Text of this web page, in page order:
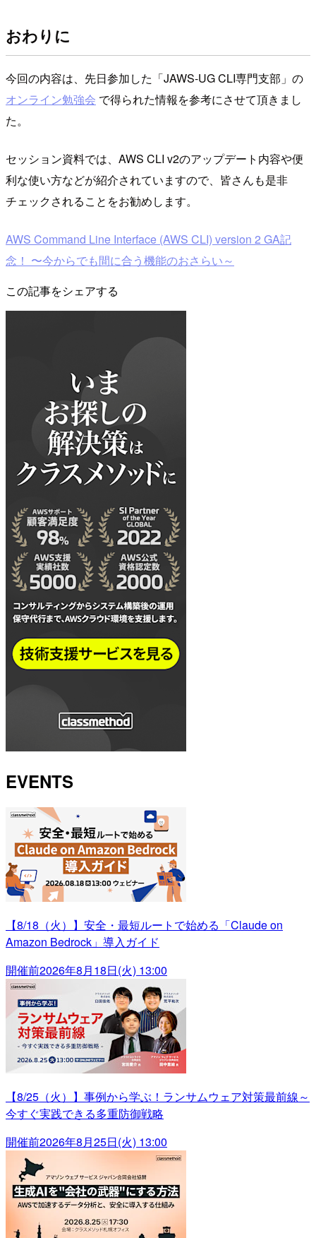
おわりに
今回の内容は、先日参加した「JAWS-UG CLI専門支部」の
オンライン勉強会 で得られた情報を参考にさせて頂きまし
た。
セッション資料では、AWS CLI v2のアップデート内容や便
利な使い方などが紹介されていますので、皆さんも是非
チェックされることをお勧めします。
AWS Command Line Interface (AWS CLI) version 2 GA記
念！ 〜今からでも間に合う機能のおさらい～
この記事をシェアする
EVENTS
【8/18（火）】安全・最短ルートで始める「Claude on
Amazon Bedrock」導入ガイド
開催前2026年8月18日(火) 13:00
【8/25（火）】事例から学ぶ！ランサムウェア対策最前線～
今すぐ実践できる多重防御戦略
開催前2026年8月25日(火) 13:00